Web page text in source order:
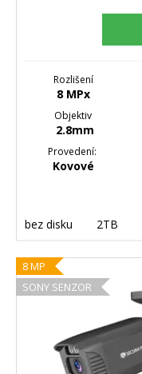
Rozlišení
8 MPx
Objektiv
2.8mm
Provedení:
Kovové
bez disku 2TB
8 MP
SONY SENZOR